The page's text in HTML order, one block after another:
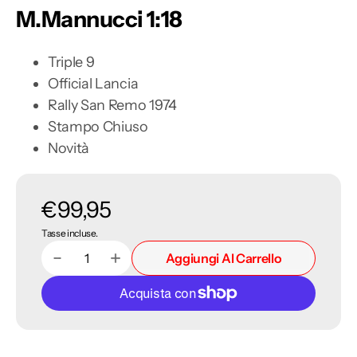
M.Mannucci 1:18
Triple 9
Official Lancia
Rally San Remo 1974
Stampo Chiuso
Novità
Prezzo
di
listino
€99,95
Tasse incluse.
Diminuisci
quantità
Stratos
Quantità
Aumenta
quantità
per
Lancia
Stratos
Aggiungi Al Carrello